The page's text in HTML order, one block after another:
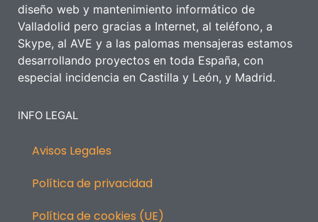
diseño web y mantenimiento informático de
Valladolid pero gracias a Internet, al teléfono, a
Skype, al AVE y a las palomas mensajeras estamos
desarrollando proyectos en toda España, con
especial incidencia en Castilla y León, y Madrid.
INFO LEGAL
Avisos Legales
Política de privacidad
Política de cookies (UE)